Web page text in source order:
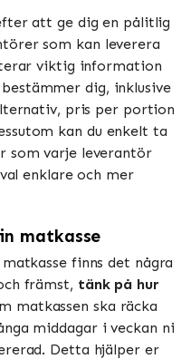
att ge dig en pålitlig
som kan leverera
viktig information
dig, inklusive
pris per portion
kan du enkelt ta
som varje leverantör
enklare och mer
matkasse
finns det några
främst, tänk på hur
matkassen ska räcka
middagar i veckan ni
Detta hjälper er